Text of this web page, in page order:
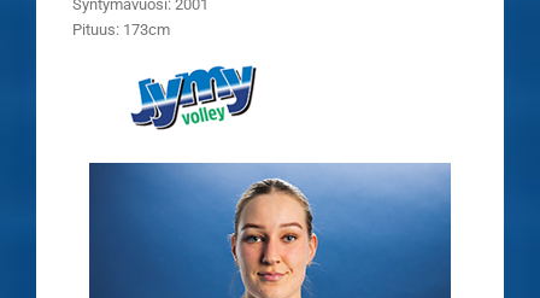
Syntymävuosi: 2001
Pituus: 173cm